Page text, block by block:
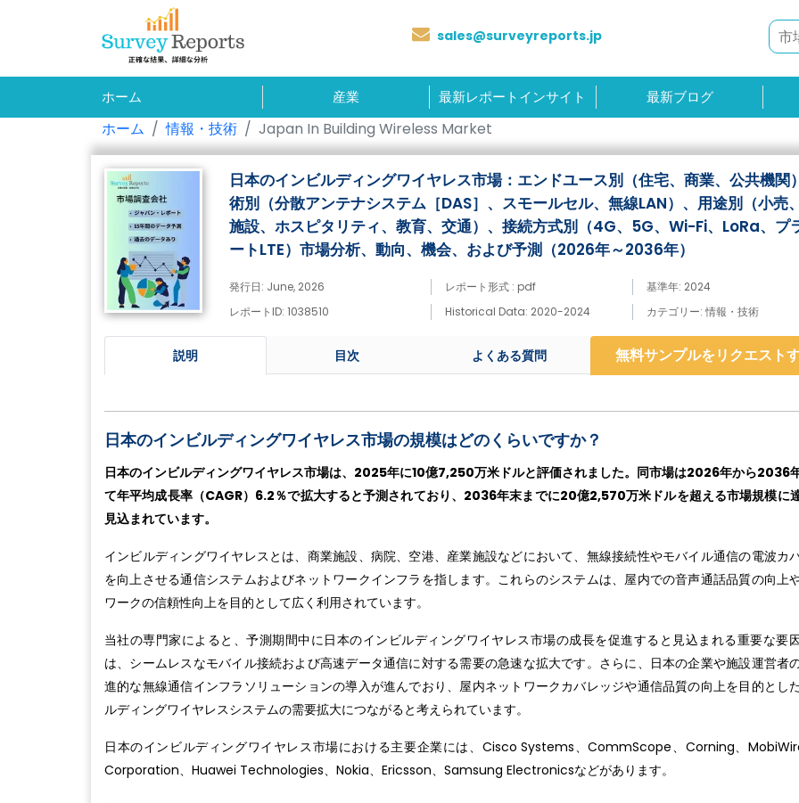
sales@surveyreports.jp
ホーム 産業 最新レポートインサイト 最新ブログ
ホーム 情報・技術 Japan In Building Wireless Market
日本のインビルディングワイヤレス市場：エンドユース別（住宅、商業、公共機関
術別（分散アンテナシステム［DAS］、スモールセル、無線LAN）、用途別（小売
施設、ホスピタリティ、教育、交通）、接続方式別（4G、5G、Wi-Fi、LoRa、プ
ートLTE）市場分析、動向、機会、および予測（2026年～2036年）
発行日: June, 2026 レポート形式 : pdf
基準年: 2024
レポートID: 1038510
Historical Data: 2020-2024 カテゴリー: 情報・技術
説明 目次 よくある質問 無料サンプルをリクエスト
日本のインビルディングワイヤレス市場の規模はどのくらいですか？
日本のインビルディングワイヤレス市場は、2025年に10億7,250万米ドルと評価されました。同市場は2026年から2036
て年平均成長率（CAGR）6.2％で拡大すると予測されており、2036年末までに20億2,570万米ドルを超える市場規模に
見込まれています。
インビルディングワイヤレスとは、商業施設、病院、空港、産業施設などにおいて、無線接続性やモバイル通信の電波カ
を向上させる通信システムおよびネットワークインフラを指します。これらのシステムは、屋内での音声通話品質の向上
ワークの信頼性向上を目的として広く利用されています。
当社の専門家によると、予測期間中に日本のインビルディングワイヤレス市場の成長を促進すると見込まれる重要な要
は、シームレスなモバイル接続および高速データ通信に対する需要の急速な拡大です。さらに、日本の企業や施設運営者
進的な無線通信インフラソリューションの導入が進んでおり、屋内ネットワークカバレッジや通信品質の向上を目的とし
ルディングワイヤレスシステムの需要拡大につながると考えられています。
日本のインビルディングワイヤレス市場における主要企業には、Cisco Systems、CommScope、Corning、
Corporation、Huawei Technologies、Nokia、Ericsson、Samsung Electronicsなどがあります。